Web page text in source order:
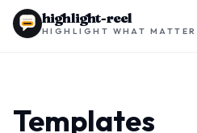
highlight-reel
HIGHLIGHT WHAT
Templates